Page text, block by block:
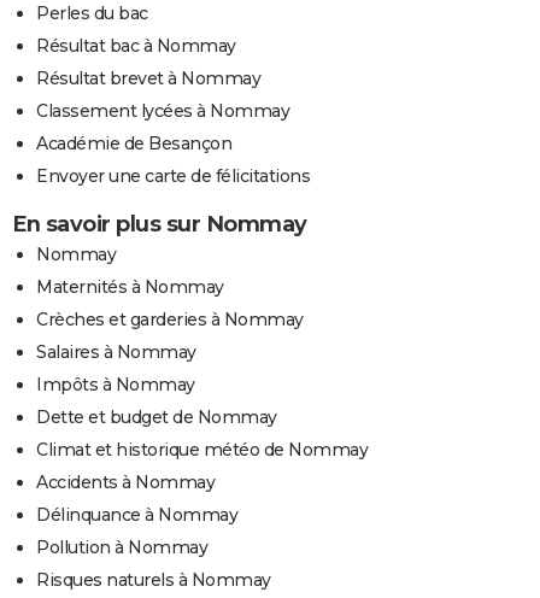
Perles du bac
Résultat bac à Nommay
Résultat brevet à Nommay
Classement lycées à Nommay
Académie de Besançon
Envoyer une carte de félicitations
En savoir plus sur Nommay
Nommay
Maternités à Nommay
Crèches et garderies à Nommay
Salaires à Nommay
Impôts à Nommay
Dette et budget de Nommay
Climat et historique météo de Nommay
Accidents à Nommay
Délinquance à Nommay
Pollution à Nommay
Risques naturels à Nommay